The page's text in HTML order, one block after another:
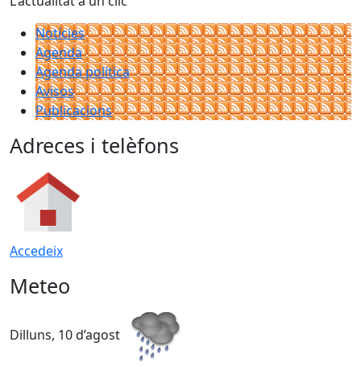
Notícies
Agenda
Agenda política
Avisos
Publicacions
Adreces i telèfons
Accedeix
Meteo
Dilluns, 10 d’agost